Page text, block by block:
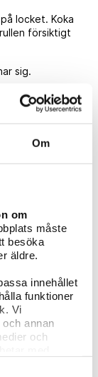
Om
om
måste
besöka
äldre.
innehållet
funktioner
Vi
annan
och
locket. Koka
försiktigt
sig.
med
med kokt ris.